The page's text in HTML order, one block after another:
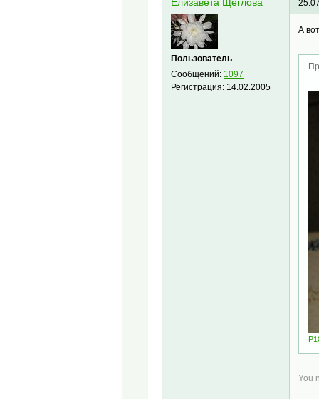
Елизавета Щеглова
Пользователь
Сообщений: 1097
Регистрация: 14.02.2005
А
You